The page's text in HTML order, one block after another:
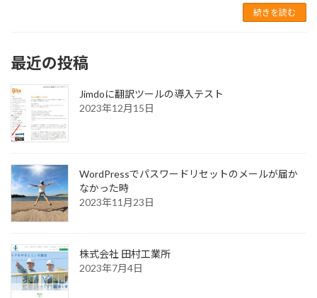
続きを読む
最近の投稿
Jimdoに翻訳ツールの導入テスト
2023年12月15日
WordPressでパスワードリセットのメールが届か
なかった時
2023年11月23日
株式会社 田村工業所
2023年7月4日